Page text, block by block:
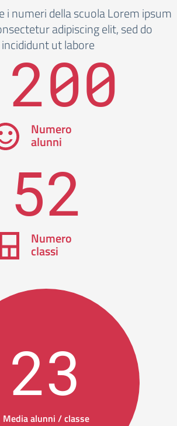
i numeri della scuola Lorem ipsum
adipiscing elit, sed do
ut labore
Numero
alunni
52
Numero
classi
23
Media alunni / classe